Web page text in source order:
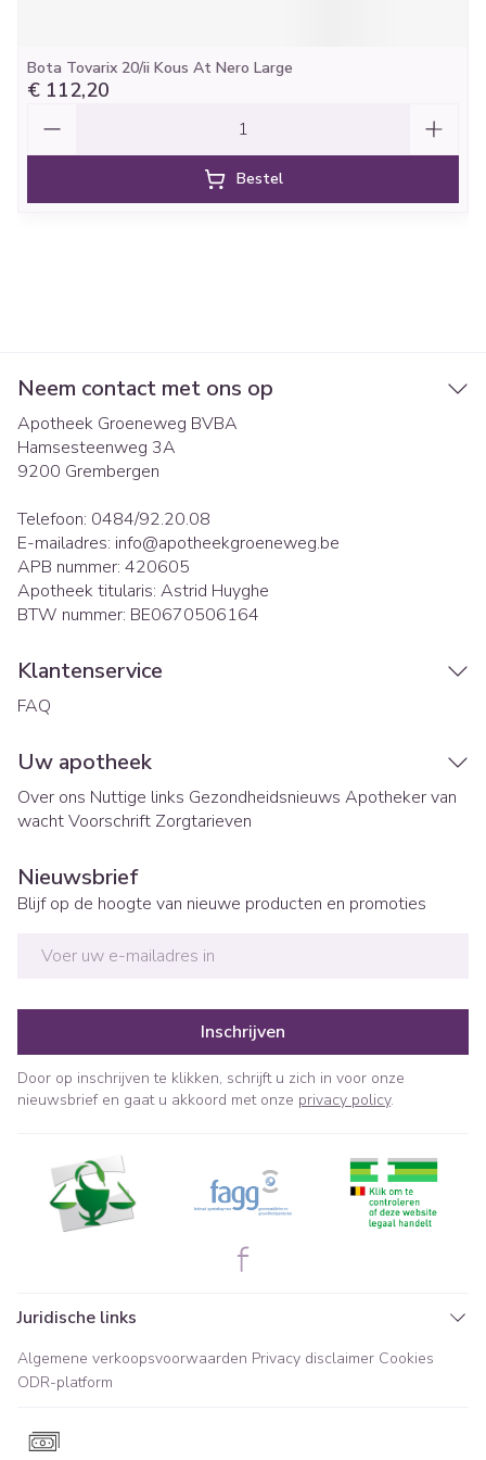
Bota Tovarix 20/ii Kous At Nero Large
€ 112,20
Bestel
Neem contact met ons op
Apotheek Groeneweg BVBA
Hamsesteenweg 3A
9200 Grembergen
Telefoon: 0484/92.20.08
E-mailadres: info@apotheekgroeneweg.be
APB nummer: 420605
Apotheek titularis: Astrid Huyghe
BTW nummer: BE0670506164
Klantenservice
FAQ
Uw apotheek
Over ons Nuttige links Gezondheidsnieuws Apotheker van
wachtVoorschrift Zorgtarieven
Nieuwsbrief
Blijf op de hoogte van nieuwe producten en promoties
Inschrijven
Door op inschrijven te klikken, schrijft u zich in voor onze
nieuwsbrief en gaat u akkoord met onze privacy policy.
Juridische links
Algemene verkoopsvoorwaarden Privacy disclaimer Cookies
ODR-platform